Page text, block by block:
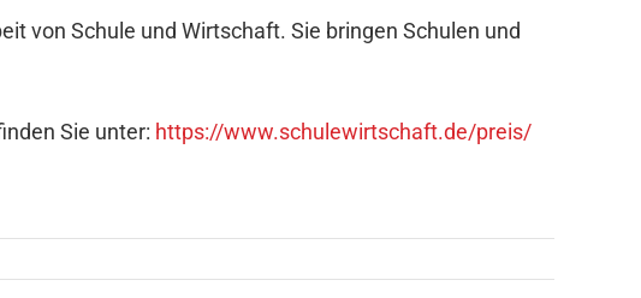
von Schule und Wirtschaft. Sie bringen Schulen und
Sie unter: https://www.schulewirtschaft.de/preis/